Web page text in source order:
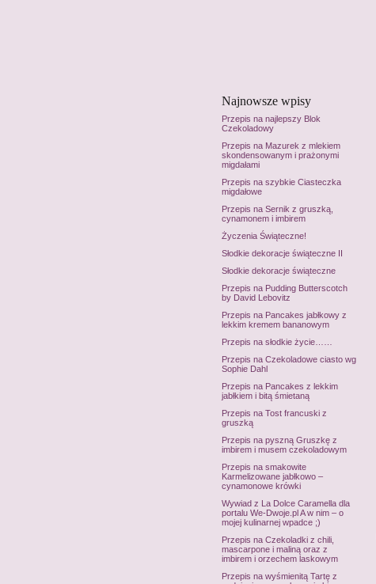
Najnowsze wpisy
Przepis na najlepszy Blok
Czekoladowy
Przepis na Mazurek z mlekiem
skondensowanym i prażonymi
migdałami
Przepis na szybkie Ciasteczka
migdałowe
Przepis na Sernik z gruszką,
cynamonem i imbirem
Życzenia Świąteczne!
Słodkie dekoracje świąteczne II
Słodkie dekoracje świąteczne
Przepis na Pudding Butterscotch
by David Lebovitz
Przepis na Pancakes jabłkowy z
lekkim kremem bananowym
Przepis na słodkie życie……
Przepis na Czekoladowe ciasto wg
Sophie Dahl
Przepis na Pancakes z lekkim
jabłkiem i bitą śmietaną
Przepis na Tost francuski z
gruszką
Przepis na pyszną Gruszkę z
imbirem i musem czekoladowym
Przepis na smakowite
Karmelizowane jabłkowo –
cynamonowe krówki
Wywiad z La Dolce Caramella dla
portalu We-Dwoje.pl A w nim – o
mojej kulinarnej wpadce ;)
Przepis na Czekoladki z chili,
mascarpone i maliną oraz z
imbirem i orzechem laskowym
Przepis na wyśmienitą Tartę z